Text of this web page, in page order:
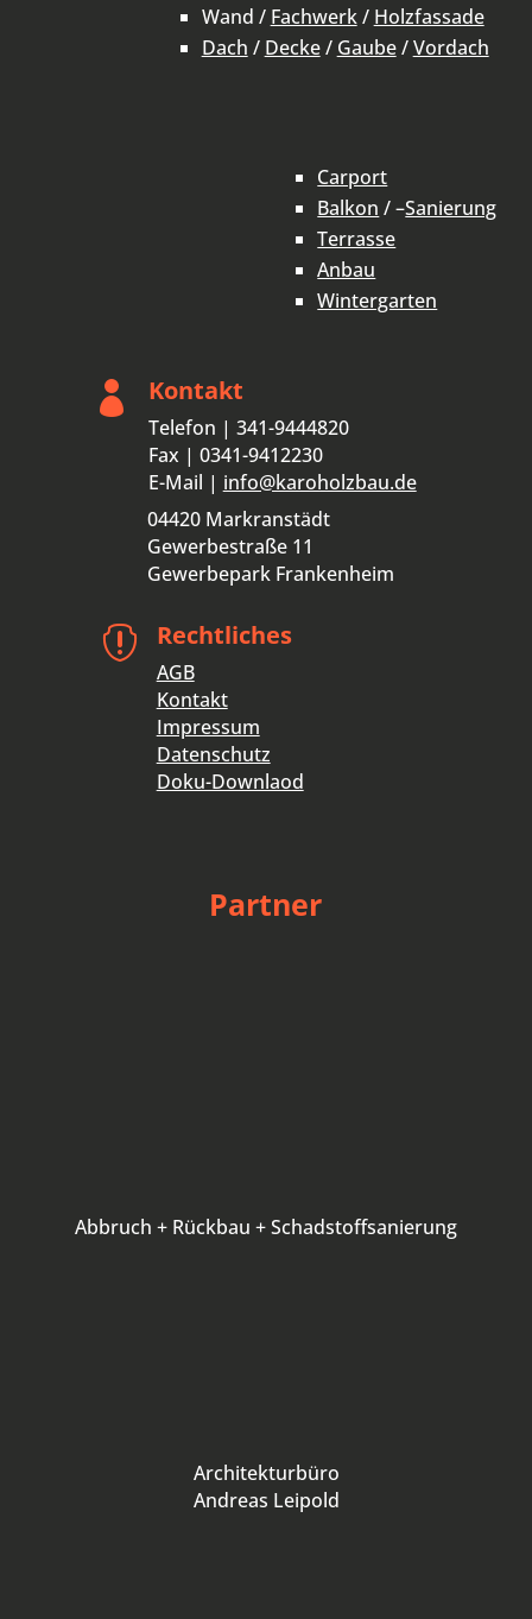
Wand / Fachwerk/ Holzfassade
Dach / Decke/ Gaube/Vordach
Carport
Balkon / –Sanierung
Terrasse
Anbau
Wintergarten
 Kontakt
Telefon | 341-9444820
Fax | 0341-9412230
E-Mail | info@karoholzbau.de
04420 Markranstädt
Gewerbestraße 11
Gewerbepark Frankenheim
 Rechtliches
AGB
Kontakt
Impressum
Datenschutz
Doku-Downlaod
Partner
Abbruch + Rückbau + Schadstoffsanierung
Architekturbüro
Andreas Leipold